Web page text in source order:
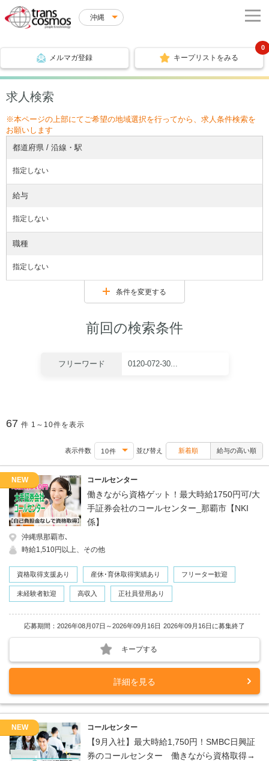
沖縄
メルマガ登録 キープリストをみる
0
求人検索
※本ページの上部にてご希望の地域選択を行ってから、求人条件検索を
お願いします
都道府県 / 沿線・駅
指定しない
給与
指定しない
職種
指定しない
条件を変更する
前回の検索条件
フリーワード 0120-072-30...
67 件 1～10件を表示
表示件数 並び替え 新着順 給与の高い順
NEW コールセンター
働きながら資格ゲット！最大時給1750円可/大
手証券会社のコールセンター_那覇市【NKI
係】
沖縄県那覇市､
時給1,510円以上、その他
資格取得支援あり 産休･育休取得実績あり フリーター歓迎
未経験者歓迎 高収入 正社員登用あり
応募期間：2026年08月07日～2026年09月16日 2026年09月16日に募集終了
キープする
詳細を見る
NEW コールセンター
【9月入社】最大時給1,750円！SMBC日興証
券のコールセンター 働きながら資格取得→